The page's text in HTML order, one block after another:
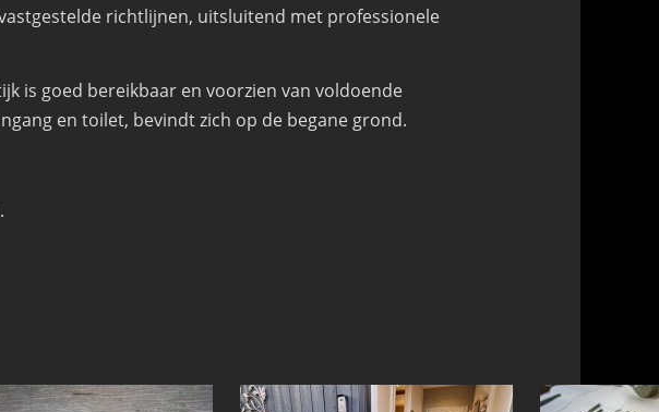
richtlijnen, uitsluitend met professionele
is goed bereikbaar en voorzien van voldoende
en toilet, bevindt zich op de begane grond.